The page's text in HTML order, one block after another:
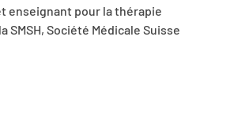
enseignant pour la thérapie
Société Médicale Suisse